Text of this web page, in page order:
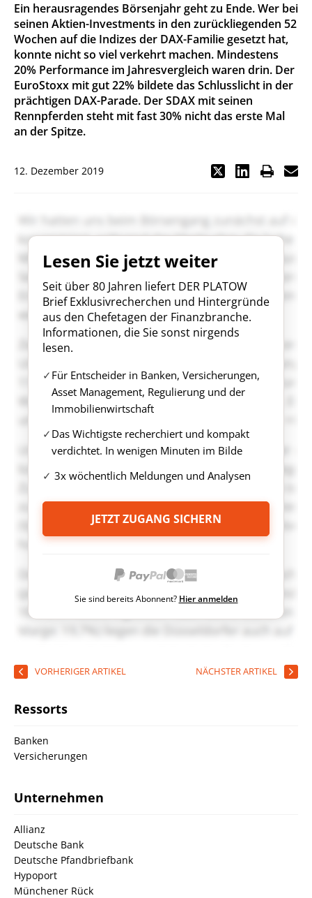
Ein herausragendes Börsenjahr geht zu Ende. Wer bei
seinen Aktien-Investments in den zurückliegenden 52
Wochen auf die Indizes der DAX-Familie gesetzt hat,
konnte nicht so viel verkehrt machen. Mindestens
20% Performance im Jahresvergleich waren drin. Der
EuroStoxx mit gut 22% bildete das Schlusslicht in der
prächtigen DAX-Parade. Der SDAX mit seinen
Rennpferden steht mit fast 30% nicht das erste Mal
an der Spitze.
12. Dezember 2019
Lesen Sie jetzt weiter
Seit über 80 Jahren liefert DER PLATOW
Brief Exklusivrecherchen und Hintergründe
aus den Chefetagen der Finanzbranche.
Informationen, die Sie sonst nirgends
lesen.
Für Entscheider in Banken, Versicherungen,
Asset Management, Regulierung und der
Immobilienwirtschaft
Das Wichtigste recherchiert und kompakt
verdichtet. In wenigen Minuten im Bilde
3x wöchentlich Meldungen und Analysen
JETZT ZUGANG SICHERN
Sie sind bereits Abonnent? Hier anmelden
VORHERIGER ARTIKEL NÄCHSTER ARTIKEL
Ressorts
Banken
Versicherungen
Unternehmen
Allianz
Deutsche Bank
Deutsche Pfandbriefbank
Hypoport
Münchener Rück